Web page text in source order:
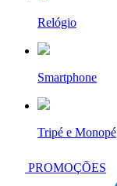
Relógio
Smartphone
Tripé e Monopé
PROMOÇÕES